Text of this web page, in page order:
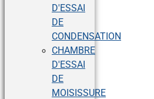
D'ESSAI
DE
CONDENSATION
CHAMBRE
D'ESSAI
DE
MOISISSURE